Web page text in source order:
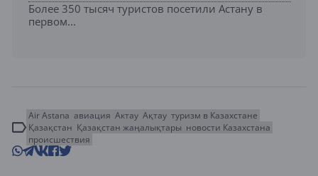
Более 350 тысяч туристов посетили Астану в
первом...
Air Astana авиация Актау Ақтау туризм в Казахстане
Қазақстан Қазақстан жаңалықтары новости Казахстана
происшествия